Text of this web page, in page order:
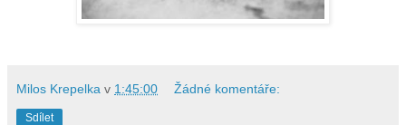
Milos Krepelka v 1:45:00 Žádné komentáře:
Sdílet